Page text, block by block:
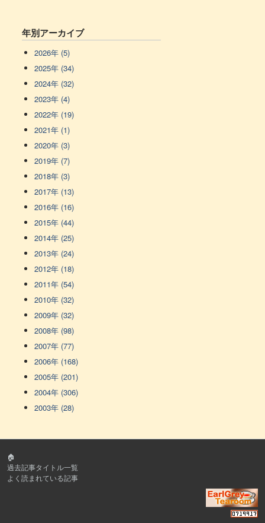
年別アーカイブ
2026年 (5)
2025年 (34)
2024年 (32)
2023年 (4)
2022年 (19)
2021年 (1)
2020年 (3)
2019年 (7)
2018年 (3)
2017年 (13)
2016年 (16)
2015年 (44)
2014年 (25)
2013年 (24)
2012年 (18)
2011年 (54)
2010年 (32)
2009年 (32)
2008年 (98)
2007年 (77)
2006年 (168)
2005年 (201)
2004年 (306)
2003年 (28)
🏠
過去記事タイトル一覧
よく読まれている記事